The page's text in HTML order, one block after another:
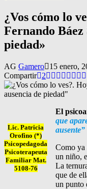
¿Vos cómo lo
Fernando Báez
piedad»
AG Gamero 15 enero,
Compartir
2
Lic. Patricia
Orofino (*)
Psicopedagoda
Psicoterapeuta
Familiar Mat.
5108-76
El
que
ausente”
Como ya
un niño,
La
que de
un punto